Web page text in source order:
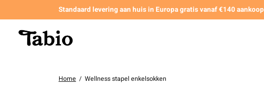
Standaard levering aan huis in Europa gratis vanaf €140 aankoop
Home / Wellness stapel enkelsokken